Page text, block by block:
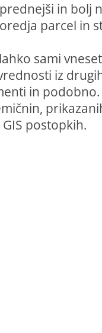
in bolj
parcel in
sami
iz
in
postopkih.